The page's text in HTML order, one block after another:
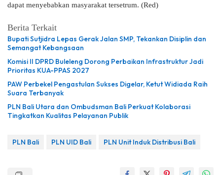
dapat menyebabkan masyarakat tersetrum. (Red)
Berita Terkait
Bupati Sutjidra Lepas Gerak Jalan SMP, Tekankan Disiplin dan
Semangat Kebangsaan
Komisi II DPRD Buleleng Dorong Perbaikan Infrastruktur Jadi
Prioritas KUA-PPAS 2027
PAW Perbekel Pengastulan Sukses Digelar, Ketut Widiada Raih
Suara Terbanyak
PLN Bali Utara dan Ombudsman Bali Perkuat Kolaborasi
Tingkatkan Kualitas Pelayanan Publik
PLN Bali PLN UID Bali PLN Unit Induk Distribusi Bali